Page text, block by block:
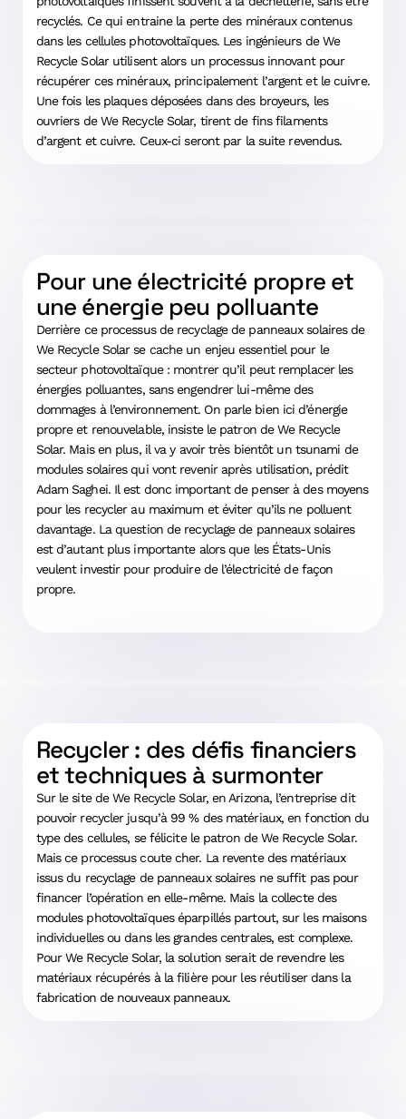
recyclés. Ce qui entraine la perte des minéraux contenus
dans les cellules photovoltaïques. Les ingénieurs de We
Recycle Solar utilisent alors un processus innovant pour
récupérer ces minéraux, principalement l’argent et le cuivre.
Une fois les plaques déposées dans des broyeurs, les
ouvriers de We Recycle Solar, tirent de fins filaments
d’argent et cuivre. Ceux-ci seront par la suite revendus.
Pour une électricité propre et
une énergie peu polluante
Derrière ce processus de recyclage de panneaux solaires de
We Recycle Solar se cache un enjeu essentiel pour le
secteur photovoltaïque : montrer qu’il peut remplacer les
énergies polluantes, sans engendrer lui-même des
dommages à l’environnement. On parle bien ici d’énergie
propre et renouvelable, insiste le patron de We Recycle
Solar. Mais en plus, il va y avoir très bientôt un tsunami de
modules solaires qui vont revenir après utilisation, prédit
Adam Saghei. Il est donc important de penser à des moyens
pour les recycler au maximum et éviter qu’ils ne polluent
davantage. La question de recyclage de panneaux solaires
est d’autant plus importante alors que les États-Unis
veulent investir pour produire de l’électricité de façon
propre.
Recycler : des défis financiers
et techniques à surmonter
Sur le site de We Recycle Solar, en Arizona, l’entreprise dit
pouvoir recycler jusqu’à 99 % des matériaux, en fonction du
type des cellules, se félicite le patron de We Recycle Solar.
Mais ce processus coute cher. La revente des matériaux
issus du recyclage de panneaux solaires ne suffit pas pour
financer l’opération en elle-même. Mais la collecte des
modules photovoltaïques éparpillés partout, sur les maisons
individuelles ou dans les grandes centrales, est complexe.
Pour We Recycle Solar, la solution serait de revendre les
matériaux récupérés à la filière pour les réutiliser dans la
fabrication de nouveaux panneaux.